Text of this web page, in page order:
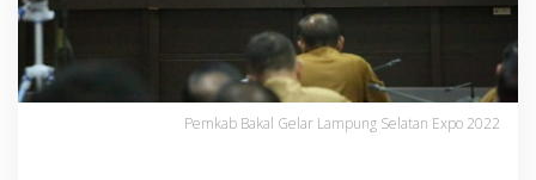
Pemkab Bakal Gelar Lampung Selatan Expo 2022